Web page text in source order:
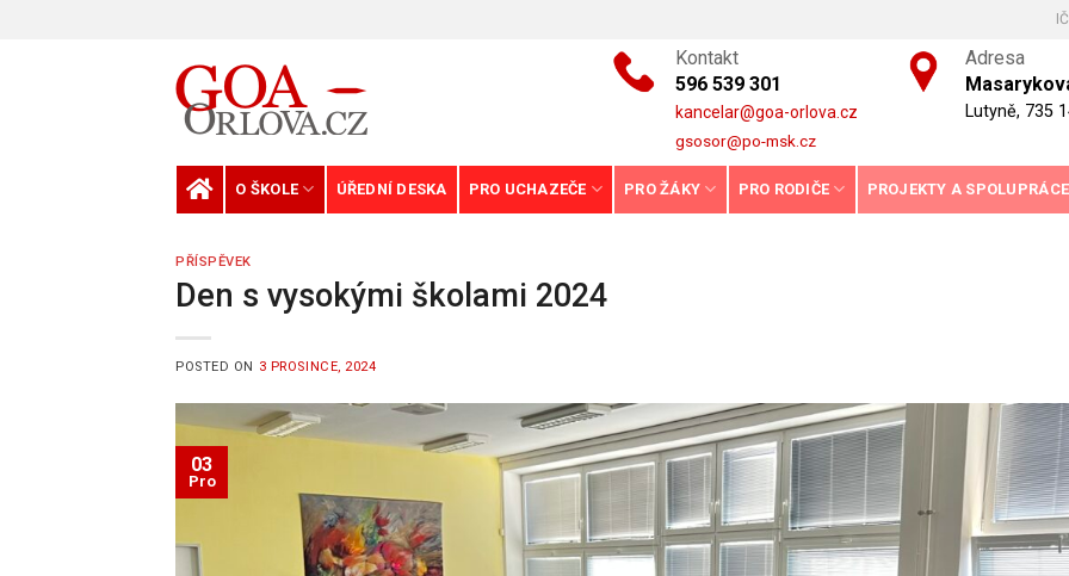
Kontakt
596 539 301
kancelar@goa-orlova.cz
gsosor@po-msk.cz
Adresa
Lutyně, 735
O ŠKOLE ÚŘEDNÍ DESKA PRO UCHAZEČE PRO ŽÁKY PRO RODIČE PROJEKTY A SPOLUPRÁCE
PŘÍSPĚVEK
Den s vysokými školami 2024
POSTED ON 3 PROSINCE, 2024
03
Pro